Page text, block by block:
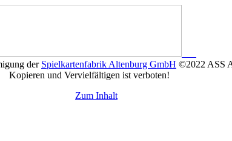
derSpielkartenfabrik Altenburg GmbH©2022 ASS
Kopieren und Vervielfältigen ist verboten!
Zum Inhalt